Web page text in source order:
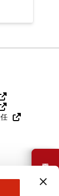
需要幫助嗎？